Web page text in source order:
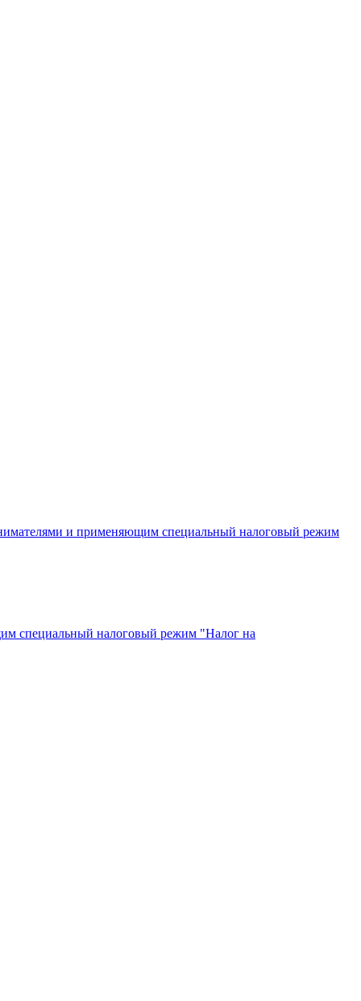
и применяющим специальный налоговый режим
специальный налоговый режим "Налог на